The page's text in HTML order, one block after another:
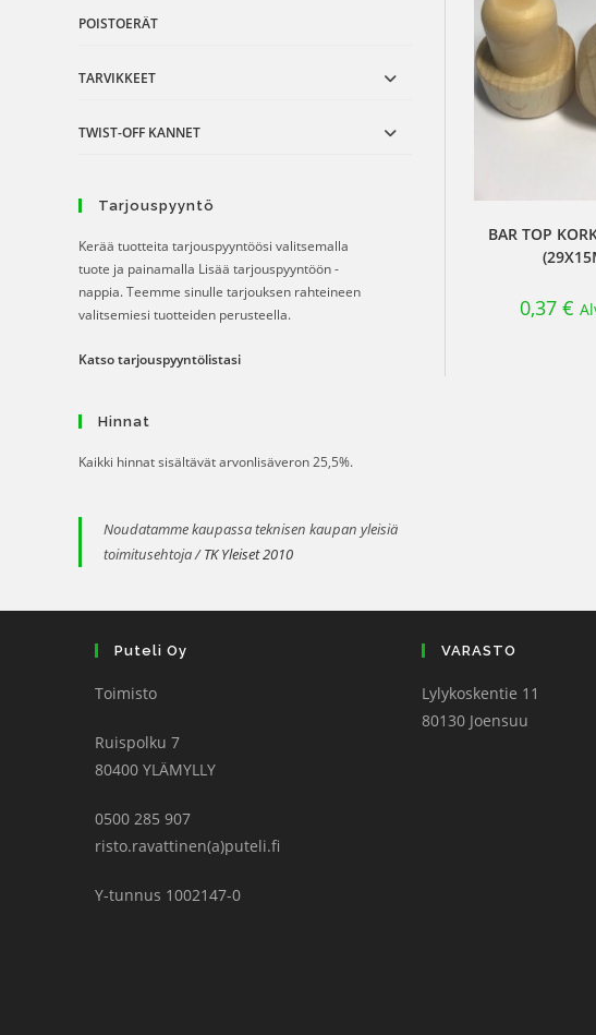
BAR TOP
0,37 €
POISTOERÄT
TARVIKKEET
TWIST-OFF KANNET
Tarjouspyyntö
Kerää tuotteita tarjouspyyntöösi valitsemalla
tuote ja painamalla Lisää tarjouspyyntöön -
nappia. Teemme sinulle tarjouksen rahteineen
valitsemiesi tuotteiden perusteella.
Katso tarjouspyyntölistasi
Hinnat
Kaikki hinnat sisältävät arvonlisäveron 25,5%.
Noudatamme kaupassa teknisen kaupan yleisiä
toimitusehtoja /TK Yleiset 2010
Puteli Oy
Toimisto
Ruispolku 7
80400 YLÄMYLLY
0500 285 907
risto.ravattinen(a)puteli.fi
Y-tunnus 1002147-0
VARASTO
Lylykoskentie 11
80130 Joensuu